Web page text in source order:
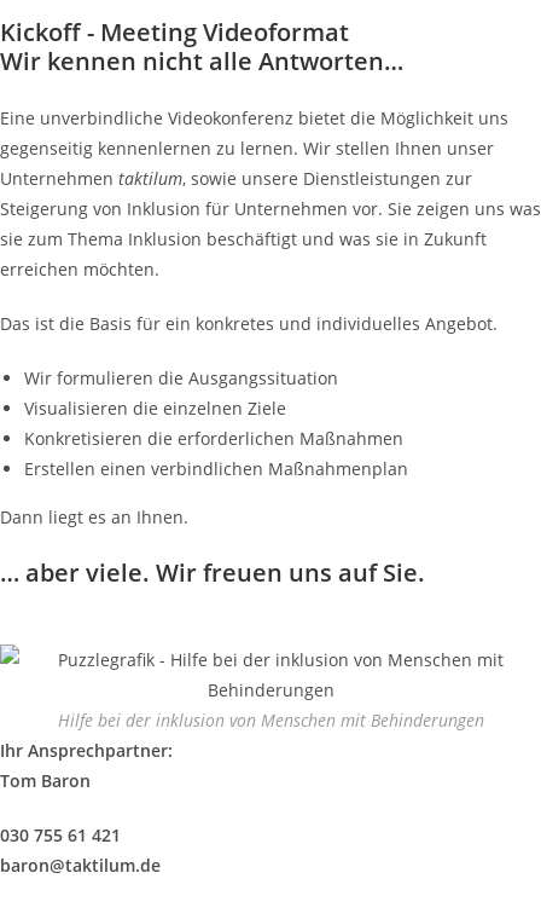
Kickoff - Meeting Videoformat
Wir kennen nicht alle Antworten…
Eine unverbindliche Videokonferenz bietet die Möglichkeit uns
gegenseitig kennenlernen zu lernen. Wir stellen Ihnen unser
Unternehmen taktilum, sowie unsere Dienstleistungen zur
Steigerung von Inklusion für Unternehmen vor. Sie zeigen uns was
sie zum Thema Inklusion beschäftigt und was sie in Zukunft
erreichen möchten.
Das ist die Basis für ein konkretes und individuelles Angebot.
Wir formulieren die Ausgangssituation
Visualisieren die einzelnen Ziele
Konkretisieren die erforderlichen Maßnahmen
Erstellen einen verbindlichen Maßnahmenplan
Dann liegt es an Ihnen.
… aber viele. Wir freuen uns auf Sie.
Hilfe bei der inklusion von Menschen mit Behinderungen
Ihr Ansprechpartner:
Tom Baron
030 755 61 421
baron@taktilum.de